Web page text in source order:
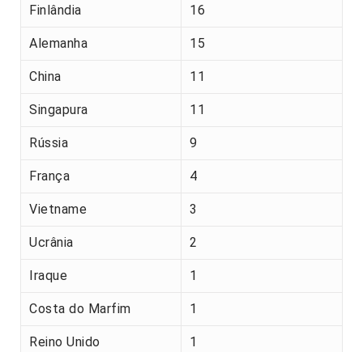
Finlândia 16
Alemanha 15
China 11
Singapura 11
Rússia 9
França 4
Vietname 3
Ucrânia 2
Iraque 1
Costa do Marfim 1
Reino Unido 1